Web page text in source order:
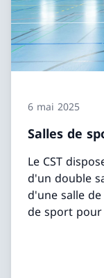
6 mai 2025
Salles de
Le CST
d'un double
d'une salle
de sport